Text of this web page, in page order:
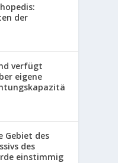
der
verfügt
eigene
Gebiet des
des
einstimmig